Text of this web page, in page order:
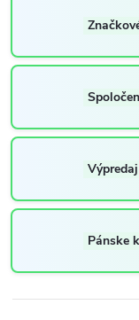
Pánske